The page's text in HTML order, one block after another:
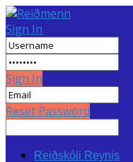
Sign In
Sign In
Reset Password
Reiðskóli Reynis